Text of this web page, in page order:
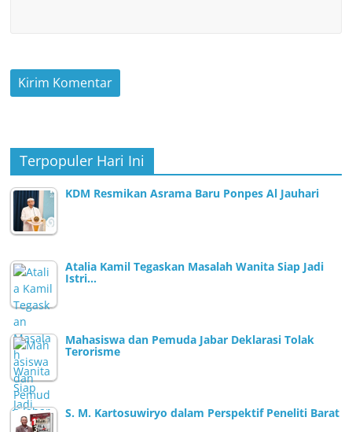
Terpopuler Hari Ini
KDM Resmikan Asrama Baru Ponpes Al Jauhari
Atalia Kamil Tegaskan Masalah Wanita Siap Jadi
Istri…
Mahasiswa dan Pemuda Jabar Deklarasi Tolak
Terorisme
S. M. Kartosuwiryo dalam Perspektif Peneliti Barat